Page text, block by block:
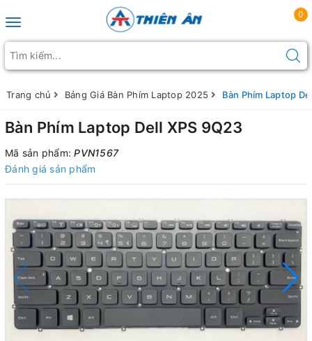
Toggle navigation
0
Trang chủ Bảng Giá Bàn Phím Laptop 2025 Bàn Phím Laptop
Bàn Phím Laptop Dell XPS 9Q23
Mã sản phẩm:PVN1567
Đánh giá sản phẩm